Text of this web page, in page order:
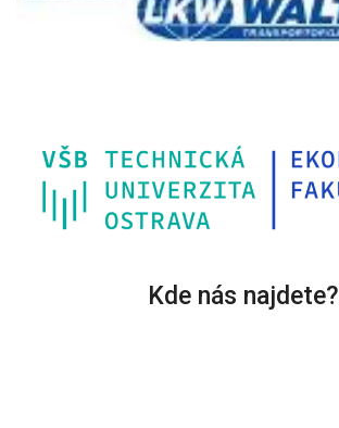
Kde nás najdete?